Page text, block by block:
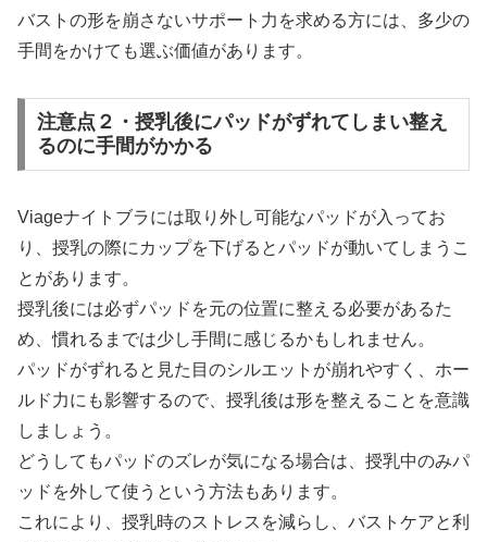
バストの形を崩さないサポート力を求める方には、多少の
手間をかけても選ぶ価値があります。
注意点２・授乳後にパッドがずれてしまい整え
るのに手間がかかる
Viageナイトブラには取り外し可能なパッドが入ってお
り、授乳の際にカップを下げるとパッドが動いてしまうこ
とがあります。
授乳後には必ずパッドを元の位置に整える必要があるた
め、慣れるまでは少し手間に感じるかもしれません。
パッドがずれると見た目のシルエットが崩れやすく、ホー
ルド力にも影響するので、授乳後は形を整えることを意識
しましょう。
どうしてもパッドのズレが気になる場合は、授乳中のみパ
ッドを外して使うという方法もあります。
これにより、授乳時のストレスを減らし、バストケアと利